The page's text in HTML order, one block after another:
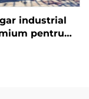
industrial
pentru